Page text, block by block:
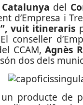
del
d’Empresa i
vuit itineraris
El conseller
CCAM, Agnès
dos dels
producte de